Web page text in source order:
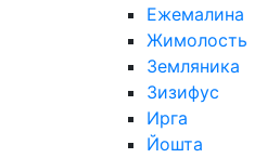
Ежемалина
Жимолость
Земляника
Зизифус
Ирга
Йошта